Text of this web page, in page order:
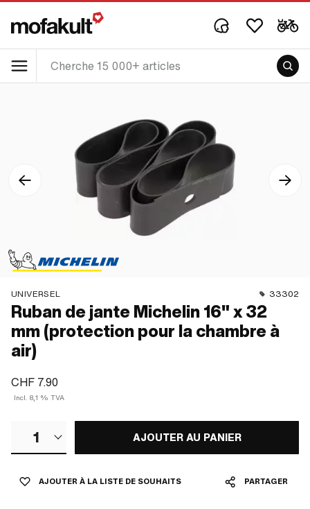
UNIVERSEL 33302
Ruban de jante Michelin 16" x 32
mm (protection pour la chambre à
air)
CHF 7.90
Incl. 8,1 % TVA
1 AJOUTER AU PANIER
AJOUTER À LA LISTE DE SOUHAITS PARTAGER